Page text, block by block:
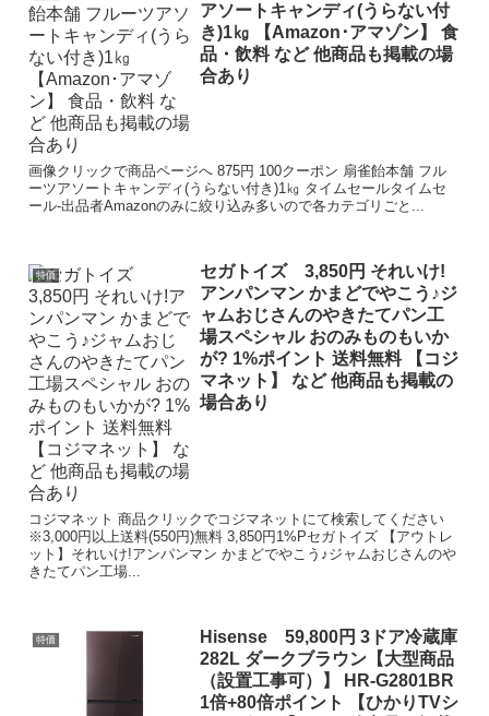
アソートキャンディ(うらない付
き)1㎏ 【Amazon･アマゾン】 食
品・飲料 など 他商品も掲載の場
合あり
画像クリックで商品ページへ 875円 100クーポン 扇雀飴本舗 フル
ーツアソートキャンディ(うらない付き)1㎏ タイムセールタイムセ
ール-出品者Amazonのみに絞り込み多いので各カテゴリごと...
特価
セガトイズ 3,850円 それいけ!
アンパンマン かまどでやこう♪ジ
ャムおじさんのやきたてパン工
場スペシャル おのみものもいか
が? 1%ポイント 送料無料 【コジ
マネット】 など 他商品も掲載の
場合あり
コジマネット 商品クリックでコジマネットにて検索してください
※3,000円以上送料(550円)無料 3,850円1%Pセガトイズ 【アウトレ
ット】それいけ!アンパンマン かまどでやこう♪ジャムおじさんのや
きたてパン工場...
特価
Hisense 59,800円 3ドア冷蔵庫
282L ダークブラウン【大型商品
（設置工事可）】 HR-G2801BR
1倍+80倍ポイント 【ひかりTVシ